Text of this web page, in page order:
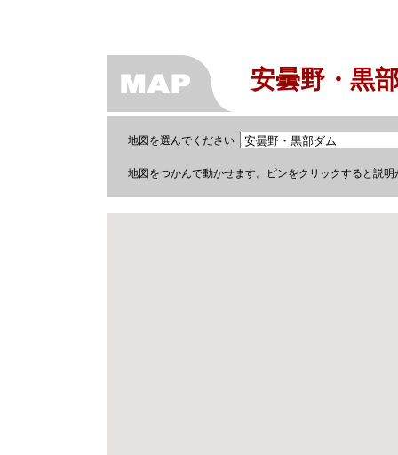
安曇野・黒
地図を選んでください
地図をつかんで動かせます。ピンをクリックすると説明